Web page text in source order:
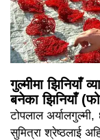
गुल्मीमा झिनियाँ
बनेका झिनियाँ
टोपलाल
सुमित्रा श्रेष्ठलाई